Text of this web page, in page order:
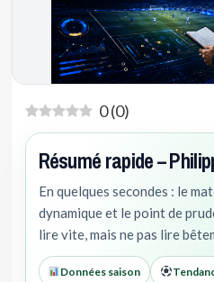
0(0)
Résumé rapide –
En quelques secondes : le
dynamique et le point de
lire vite, mais ne pas lire
Données saison